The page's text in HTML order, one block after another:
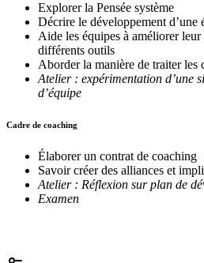
Explorer la Pensée système
Décrire le développement d’une
Aide les équipes à améliorer leur
différents outils
Aborder la manière de traiter les
Atelier : expérimentation d’une
d’équipe
Cadre de coaching
Élaborer un contrat de coaching
Savoir créer des alliances et
Atelier : Réflexion sur plan de
Examen